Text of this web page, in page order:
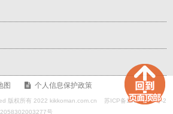
图 个人信息保护政策
版权所有 2022 kikkoman.com.cn 苏ICP备18017236号-2
号